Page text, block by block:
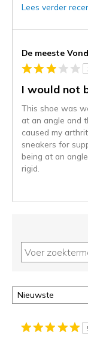
Lees verder
content
wordt
momenteel
gemigreerd
niejee
page_id.
kunt
de
van
deze
of
door
De meeste
I would not
This shoe was
at an angle and
caused my
sneakers for
being at an
rigid.